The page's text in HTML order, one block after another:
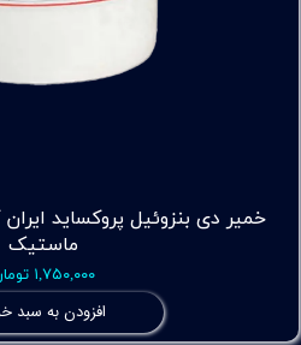
خمیر دی بنزوئیل پروکساید
ماستیک
۱,۷۵۰,۰۰۰ تومان
افزودن به سبد